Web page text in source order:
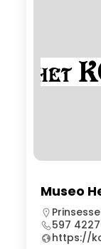
Museo
597
https://